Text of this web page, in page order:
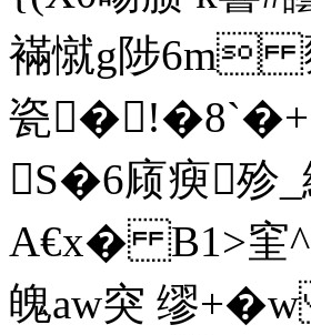
襔憱g陟6m
瓷�!�8`�+|
S�6庼瘐殄_
A€x� B1>窐
魄aw突 缪